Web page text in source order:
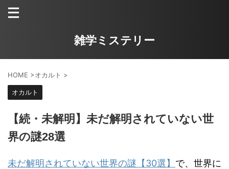
雑学ミステリー
HOME >オカルト >
オカルト
【続・未解明】未だ解明されていない世
界の謎28選
未だ解明されていない世界の謎【30選】 で、世界に